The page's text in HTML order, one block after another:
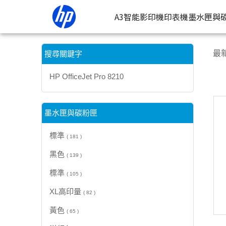
【HP OfficeJet Pro 8210】搜尋結果 | HP® 惠普台灣原廠購物網
A3智能影印機印表機
連續噴
墨水匣與
墨
搜尋關鍵字
HP OfficeJet Pro 8210
墨水匣與碳粉匣
標準 ( 181 )
黑色 ( 139 )
標準 ( 105 )
XL高印量 ( 82 )
黃色 ( 65 )
最